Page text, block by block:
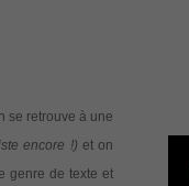
se retrouve à une
encore !) et on
genre de texte et